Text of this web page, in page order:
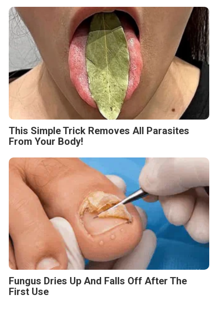
This Simple Trick Removes All Parasites
From Your Body!
Fungus Dries Up And Falls Off After The
First Use